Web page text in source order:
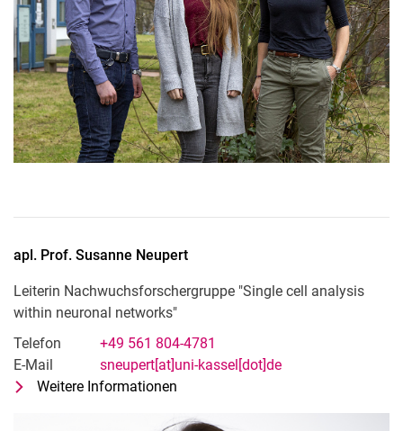
Pu­bli­ka­tio­nen
apl. Prof. Susanne Neupert
Leiterin Nachwuchsforschergruppe "Single cell analysis
within neuronal networks"
Telefon
+49 561 804-4781
E-Mail
sneupert[at]uni-kassel[dot]de
Weitere Informationen